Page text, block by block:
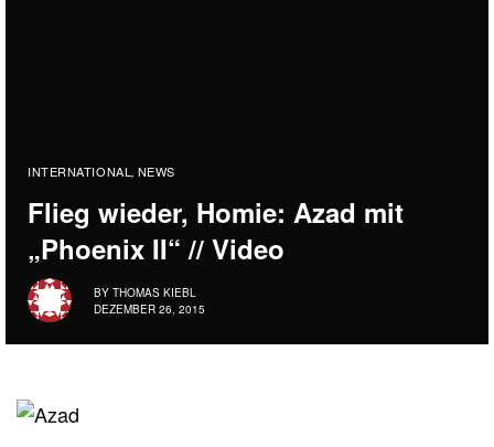
INTERNATIONAL, NEWS
Flieg wieder, Homie: Azad mit
„Phoenix II“ // Video
BY THOMAS KIEBL
DEZEMBER 26, 2015